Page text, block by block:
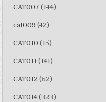
CAT007 (144)
cat009 (42)
CAT010 (15)
CAT011 (141)
CAT012 (52)
CAT014 (323)